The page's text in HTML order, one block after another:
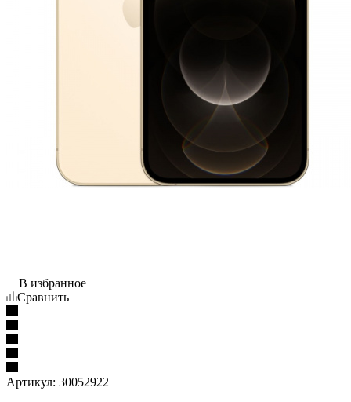
В избранное
Сравнить
Артикул: 30052922